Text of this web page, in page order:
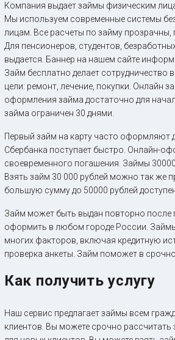
Компания выдает займы физическим
Мы используем современные системы
лицам. Все расчеты по займу
Для пенсионеров, студентов,
выдается. Баннер на нашем сайте
Займ бесплатно делает
цели: ремонт, лечение, покупки. Онлайн
оформления займа достаточно для
займа ограничен 30 днями.
Первый займ на карту часто оформляют
Сбербанка поступает быстро. Онлайн-
своевременного погашения. Займы
Взять займ 30 000 рублей можно так же
большую сумму до 50000 рублей
Займ может быть выдан повторно
оформить в любом городе России. Займы
многих факторов, включая кредитную
проверка анкеты. Займ поможет в
Как получить услугу
Наш сервис предлагает займы всем
клиентов. Вы можете срочно